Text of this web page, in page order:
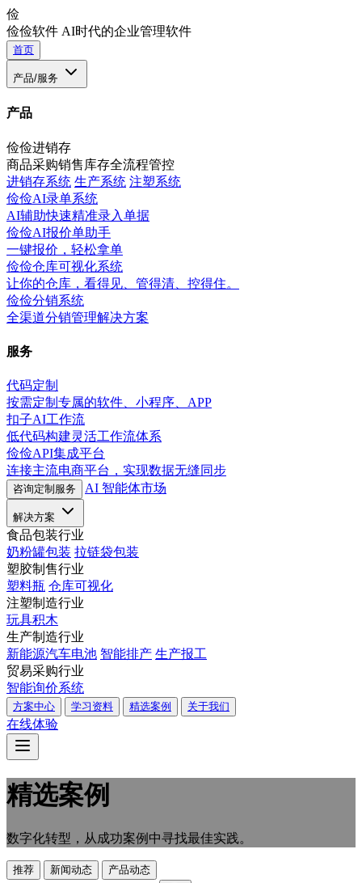
俭
俭俭软件 AI时代的企业管理软件
首页
产品/服务
产品
俭俭进销存
商品采购销售库存全流程管控
进销存系统 生产系统 注塑系统
俭俭AI录单系统
AI辅助快速精准录入单据
俭俭AI报价单助手
一键报价，轻松拿单
俭俭仓库可视化系统
让你的仓库，看得见、管得清、控得住。
俭俭分销系统
全渠道分销管理解决方案
服务
代码定制
按需定制专属的软件、小程序、APP
扣子AI工作流
低代码构建灵活工作流体系
俭俭API集成平台
连接主流电商平台，实现数据无缝同步
咨询定制服务 AI 智能体市场
解决方案
食品包装行业
奶粉罐包装 拉链袋包装
塑胶制售行业
塑料瓶 仓库可视化
注塑制造行业
玩具积木
生产制造行业
新能源汽车电池 智能排产 生产报工
贸易采购行业
智能询价系统
方案中心 学习资料 精选案例 关于我们
在线体验
精选案例
数字化转型，从成功案例中寻找最佳实践。
推荐 新闻动态 产品动态